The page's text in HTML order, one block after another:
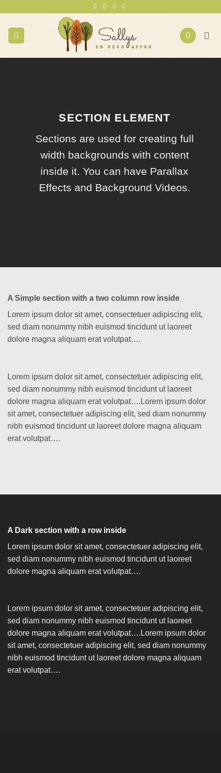
content
SECTION ELEMENT
Sections are used for creating full
width backgrounds with content
inside it. You can have Parallax
Effects and Background Videos.
A Simple section with a two column row inside
Lorem ipsum dolor sit amet, consectetuer adipiscing elit,
sed diam nonummy nibh euismod tincidunt ut laoreet
dolore magna aliquam erat volutpat….
Lorem ipsum dolor sit amet, consectetuer adipiscing elit,
sed diam nonummy nibh euismod tincidunt ut laoreet
dolore magna aliquam erat volutpat….Lorem ipsum dolor
sit amet, consectetuer adipiscing elit, sed diam nonummy
nibh euismod tincidunt ut laoreet dolore magna aliquam
erat volutpat….
A Dark section with a row inside
Lorem ipsum dolor sit amet, consectetuer adipiscing elit,
sed diam nonummy nibh euismod tincidunt ut laoreet
dolore magna aliquam erat volutpat….
Lorem ipsum dolor sit amet, consectetuer adipiscing elit,
sed diam nonummy nibh euismod tincidunt ut laoreet
dolore magna aliquam erat volutpat….Lorem ipsum dolor
sit amet, consectetuer adipiscing elit, sed diam nonummy
nibh euismod tincidunt ut laoreet dolore magna aliquam
erat volutpat….